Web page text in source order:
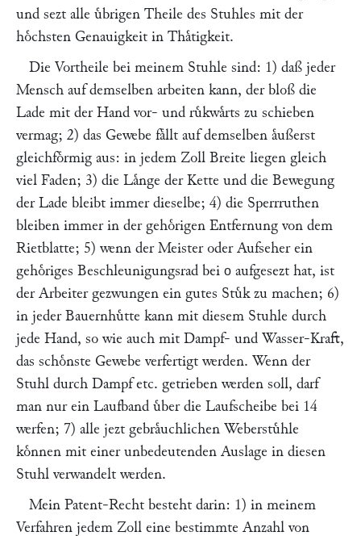
und sezt alle uͤbrigen Theile des Stuhles mit der
hoͤchsten Genauigkeit in Thaͤtigkeit.
Die Vortheile bei meinem Stuhle sind: 1) daß jeder
Mensch auf demselben arbeiten kann, der bloß die
Lade mit der Hand vor- und ruͤkwaͤrts zu schieben
vermag; 2) das Gewebe faͤllt auf demselben aͤußerst
gleichfoͤrmig aus: in jedem Zoll Breite liegen gleich
viel Faden; 3) die Laͤnge der Kette und die Bewegung
der Lade bleibt immer dieselbe; 4) die Sperrruthen
bleiben immer in der gehoͤrigen Entfernung von dem
Rietblatte; 5) wenn der Meister oder Aufseher ein
gehoͤriges Beschleunigungsrad bei o aufgesezt hat, ist
der Arbeiter gezwungen ein gutes Stuͤk zu machen; 6)
in jeder Bauernhuͤtte kann mit diesem Stuhle durch
jede Hand, so wie auch mit Dampf- und Wasser-Kraft,
das schoͤnste Gewebe verfertigt werden. Wenn der
Stuhl durch Dampf etc. getrieben werden soll, darf
man nur ein Laufband uͤber die Laufscheibe bei 14
werfen; 7) alle jezt gebraͤuchlichen Weberstuͤhle
koͤnnen mit einer unbedeutenden Auslage in diesen
Stuhl verwandelt werden.
Mein Patent-Recht besteht darin: 1) in meinem
Verfahren jedem Zoll eine bestimmte Anzahl von